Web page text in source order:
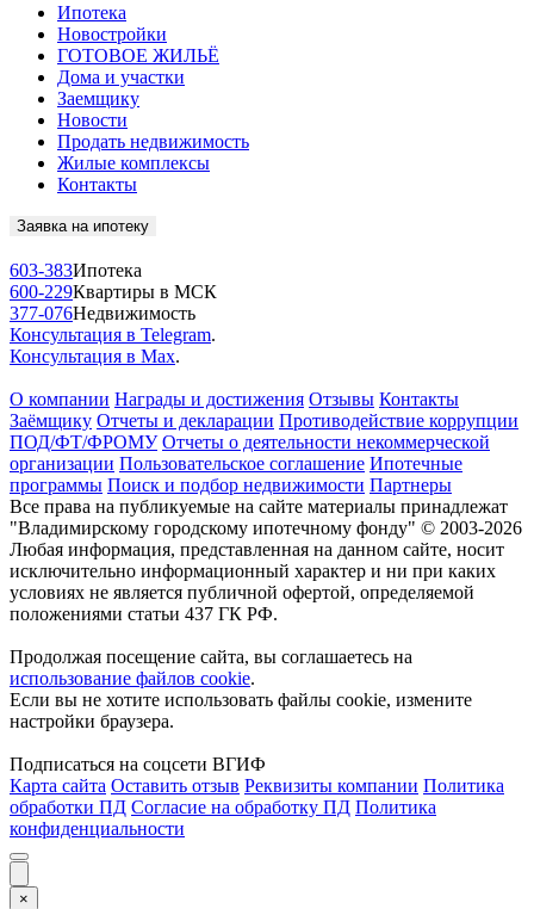
Ипотека
Новостройки
ГОТОВОЕ ЖИЛЬЁ
Дома и участки
Заемщику
Новости
Продать недвижимость
Жилые комплексы
Контакты
Заявка на ипотеку
603-383Ипотека
600-229Квартиры в МСК
377-076Недвижимость
Консультация в Telegram.
Консультация в Max.
О компании Награды и достижения Отзывы Контакты
Заёмщику Отчеты и декларации Противодействие коррупции
ПОД/ФТ/ФРОМУ Отчеты о деятельности некоммерческой
организации Пользовательское соглашение Ипотечные
программы Поиск и подбор недвижимости Партнеры
Все права на публикуемые на сайте материалы принадлежат
"Владимирскому городскому ипотечному фонду" © 2003-2026
Любая информация, представленная на данном сайте, носит
исключительно информационный характер и ни при каких
условиях не является публичной офертой, определяемой
положениями статьи 437 ГК РФ.
Продолжая посещение сайта, вы соглашаетесь на
использование файлов cookie.
Если вы не хотите использовать файлы cookie, измените
настройки браузера.
Подписаться на соцсети ВГИФ
Карта сайта Оставить отзыв Реквизиты компании Политика
обработки ПД Согласие на обработку ПД Политика
конфиденциальности
×